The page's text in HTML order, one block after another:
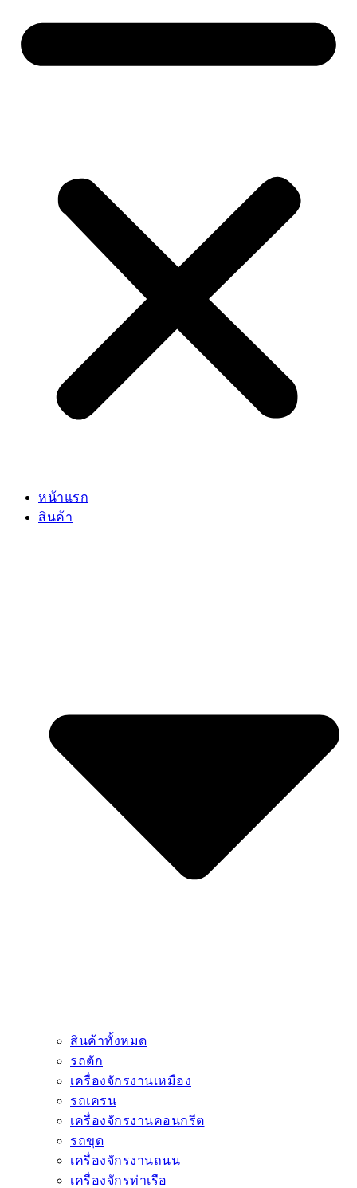
หน้าแรก
สินค้า
สินค้าทั้งหมด
รถตัก
เครื่องจักรงานเหมือง
รถเครน
เครื่องจักรงานคอนกรีต
รถขุด
เครื่องจักรงานถนน
เครื่องจักรท่าเรือ